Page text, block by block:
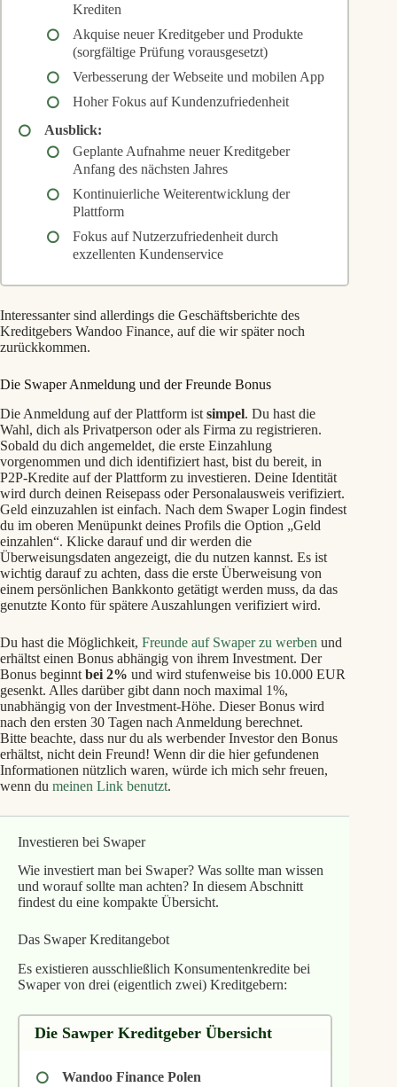
Krediten
Akquise neuer Kreditgeber und Produkte
(sorgfältige Prüfung vorausgesetzt)
Verbesserung der Webseite und mobilen App
Hoher Fokus auf Kundenzufriedenheit
Ausblick:
Geplante Aufnahme neuer Kreditgeber
Anfang des nächsten Jahres
Kontinuierliche Weiterentwicklung der
Plattform
Fokus auf Nutzerzufriedenheit durch
exzellenten Kundenservice
Interessanter sind allerdings die Geschäftsberichte des
Kreditgebers Wandoo Finance, auf die wir später noch
zurückkommen.
Die Swaper Anmeldung und der Freunde Bonus
Die Anmeldung auf der Plattform ist simpel. Du hast die
Wahl, dich als Privatperson oder als Firma zu registrieren.
Sobald du dich angemeldet, die erste Einzahlung
vorgenommen und dich identifiziert hast, bist du bereit, in
P2P-Kredite auf der Plattform zu investieren. Deine Identität
wird durch deinen Reisepass oder Personalausweis verifiziert.
Geld einzuzahlen ist einfach. Nach dem Swaper Login findest
du im oberen Menüpunkt deines Profils die Option „Geld
einzahlen“. Klicke darauf und dir werden die
Überweisungsdaten angezeigt, die du nutzen kannst. Es ist
wichtig darauf zu achten, dass die erste Überweisung von
einem persönlichen Bankkonto getätigt werden muss, da das
genutzte Konto für spätere Auszahlungen verifiziert wird.
Du hast die Möglichkeit, Freunde auf Swaper zu werben und
erhältst einen Bonus abhängig von ihrem Investment. Der
Bonus beginnt bei 2% und wird stufenweise bis 10.000 EUR
gesenkt. Alles darüber gibt dann noch maximal 1%,
unabhängig von der Investment-Höhe. Dieser Bonus wird
nach den ersten 30 Tagen nach Anmeldung berechnet.
Bitte beachte, dass nur du als werbender Investor den Bonus
erhältst, nicht dein Freund! Wenn dir die hier gefundenen
Informationen nützlich waren, würde ich mich sehr freuen,
wenn du meinen Link benutzt.
Investieren bei Swaper
Wie investiert man bei Swaper? Was sollte man wissen
und worauf sollte man achten? In diesem Abschnitt
findest du eine kompakte Übersicht.
Das Swaper Kreditangebot
Es existieren ausschließlich Konsumentenkredite bei
Swaper von drei (eigentlich zwei) Kreditgebern:
Die Sawper Kreditgeber Übersicht
Wandoo Finance Polen